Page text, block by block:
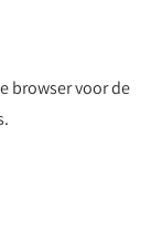
browser voor de